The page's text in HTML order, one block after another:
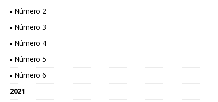
▪ Número 2
▪ Número 3
▪ Número 4
▪ Número 5
▪ Número 6
2021